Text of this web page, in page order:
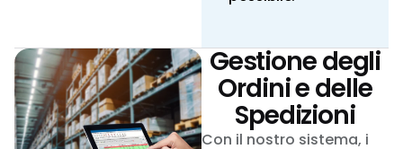
Gestione degli
Ordini e delle
Spedizioni
Con il nostro sistema, i